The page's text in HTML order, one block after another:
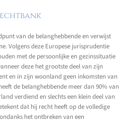
van de belanghebbende en verwijst
Volgens deze Europese jurisprudentie
met de persoonlijke en gezinssituatie
deze het grootste deel van zijn
en in zijn woonland geen inkomsten van
de belanghebbende meer dan 90% van
verdiend en slechts een klein deel van
dat hij recht heeft op de volledige
het ontbreken van een